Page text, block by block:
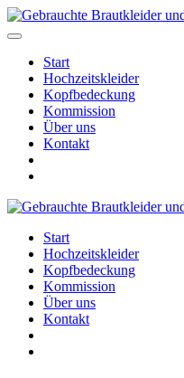
Start
Hochzeitskleider
Kopfbedeckung
Kommission
Über uns
Kontakt
Start
Hochzeitskleider
Kopfbedeckung
Kommission
Über uns
Kontakt